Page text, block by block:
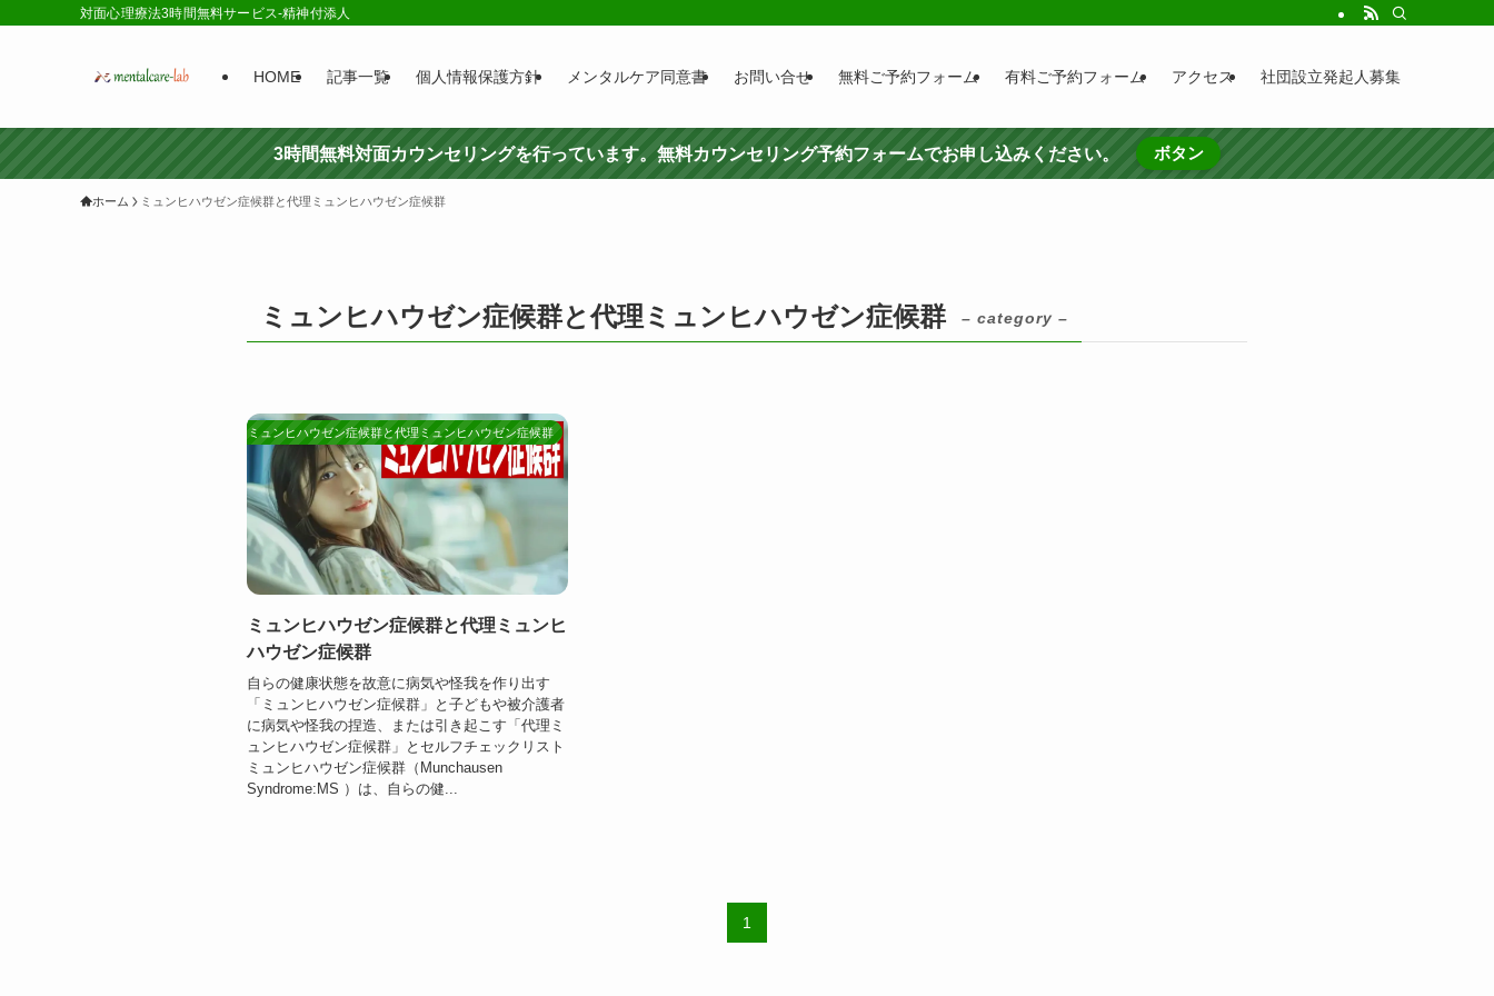
対面心理療法3時間無料サービス-精神付添人
HOME 記事一覧 個人情報保護方針 メンタルケア同意書 お問い合せ 無料ご予約フォーム 有料ご予約フォーム アクセス 社団設立発起人募集
3時間無料対面カウンセリングを行っています。無料カウンセリング予約フォームでお申し込みください。 ボタン
ホーム ミュンヒハウゼン症候群と代理ミュンヒハウゼン症候群
ミュンヒハウゼン症候群と代理ミュンヒハウゼン症候群 – category –
ミュンヒハウゼン症候群と代理ミュンヒハウゼン症候群
ミュンヒハウゼン症候群と代理ミュンヒ
ハウゼン症候群
自らの健康状態を故意に病気や怪我を作り出す
「ミュンヒハウゼン症候群」と子どもや被介護者
に病気や怪我の捏造、または引き起こす「代理ミ
ュンヒハウゼン症候群」とセルフチェックリスト
ミュンヒハウゼン症候群（Munchausen
Syndrome:MS ）は、自らの健...
1